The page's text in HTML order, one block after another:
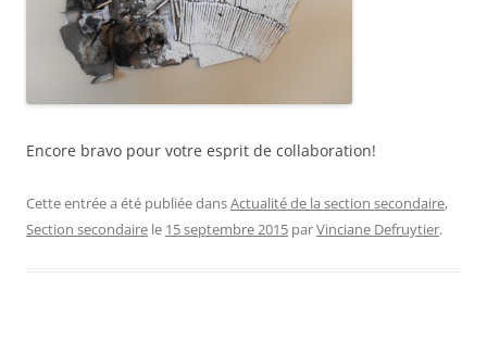
Encore bravo pour votre esprit de collaboration!
Cette entrée a été publiée dansActualité de la section secondaire,
Section secondaire le 15 septembre 2015 parVinciane Defruytier.